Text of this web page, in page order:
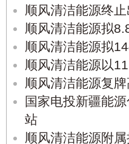
顺风清洁能源终
顺风清洁能源拟
顺风清洁能源拟
顺风清洁能源以
顺风清洁能源复
国家电投新疆能
站
顺风清洁能源附